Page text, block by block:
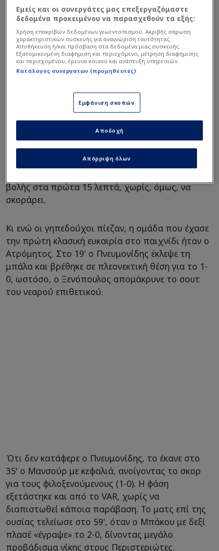
μπήκε αρκετά δυνατά στο ματς και με
τον Νούνελι ν' αποτελεί μία διαρκή απειλή για
την άμυνα του Ατρόμητου, πίεσε για να
βολής στα πρώτα 15 λεπτά, χωρίς, όμως, να
σκοράρει.
Κι ενώ οι γηπεδούχοι πίεζαν, η ομάδα που έχασε
την πρώτη κλασική ευκαιρία στο παιχνίδι ήταν ο
Ατρόμητος. Στο 19' ο Πνευμονίδης έκλεψε τη
μπάλα και βρέθηκε σε πλεονεκτική θέση για το 1-
0, ωστόσο, ο Ξενόπουλος απομάκρυνε το σουτ
του νεαρού επιθετικού.
Ότι δεν κατάφερε ο Πνευμονίδης, το έκανε στο
35' ο Μανσούρ με κεφαλιά, ανοίγοντας το σκορ
για τους φιλοξενούμενους (1-0). Η φάση
εξετάστηκε και από το VAR, χωρίς να
διαπιστωθεί κάποια παράβαση. Το ματς επί της
ουσίας τελείωσε στο 59', όταν ο Μπάκου με δεξί
πλασέ «έγραψε» το 2-0, δίνοντας μεγάλο
προβάδισμα νίκης στους Περιστεριώτες.
Εμείς και οι συνεργάτες μας επεξεργαζόμαστε
δεδομένα προκειμένου να παρασχεθούν τα εξής:
Χρήση επακριβών δεδομένων γεωεντοπισμού. Ακριβής σάρωση
χαρακτηριστικών συσκευής για αναγνώριση ταυτότητας.
Αποθήκευση ή/και πρόσβαση στα δεδομένα μιας συσκευής.
Εξατομικευμένη διαφήμιση και περιεχόμενο, μέτρηση διαφήμισης
και περιεχομένου, έρευνα κοινού και ανάπτυξη υπηρεσιών.
Κατάλογος συνεργατών (προμηθευτές)
Εμφάνιση σκοπών
Απόρριψη όλων
Αποδοχή